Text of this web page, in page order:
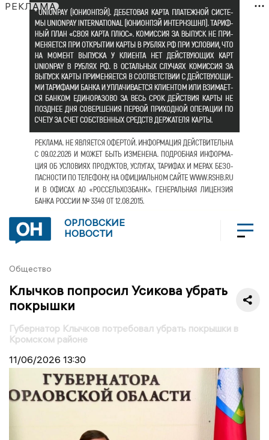
РЕКЛАМА
ОРЛОВСКИЕ
НОВОСТИ
Общество
Клычков попросил Усикова убрать
покрышки
Губернатор Клычков потребовал убрать покрышки в
Кромском районе
11/06/2026 13:30